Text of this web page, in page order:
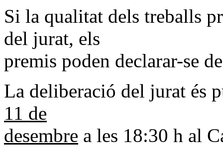
Si la qualitat dels treballs
del jurat, els
premis poden declarar-se
La deliberació del jurat és
11 de
desembre a les 18:30 h al